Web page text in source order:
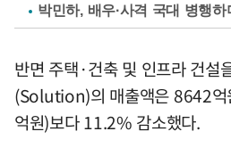
박민하, 배우·사격 국대 병행
반면 주택·건축 및 인프라 건설
(Solution)의 매출액은 8642억
억원)보다 11.2% 감소했다.